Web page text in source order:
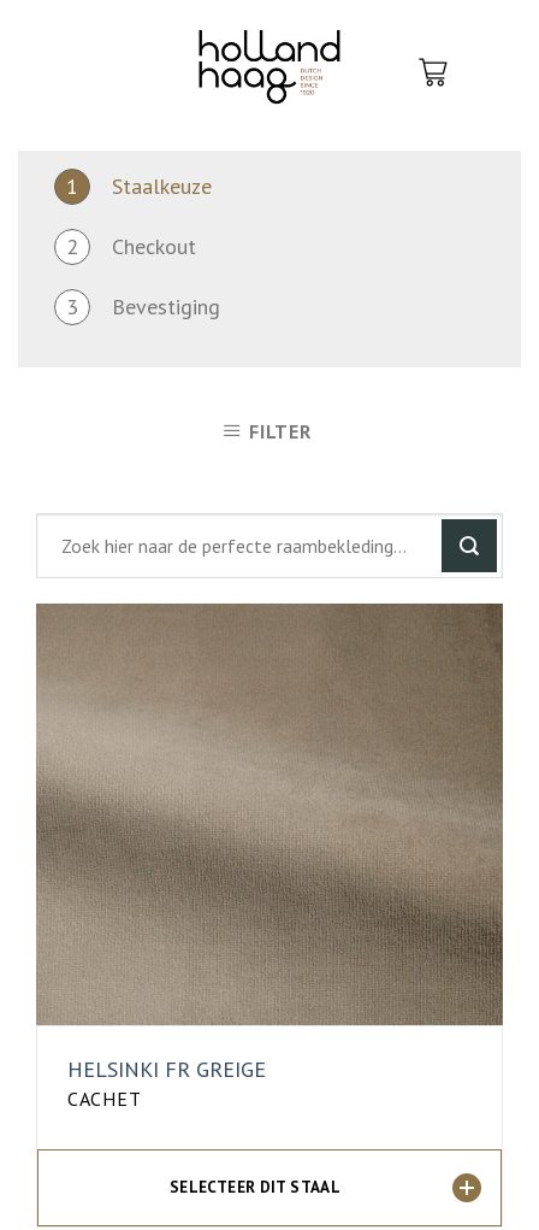
1 Staalkeuze
2 Checkout
3 Bevestiging
FILTER
HELSINKI FR GREIGE
CACHET
SELECTEER DIT STAAL